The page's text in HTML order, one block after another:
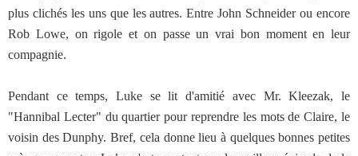
plus clichés les uns que les autres. Entre John Schneider ou encore
Rob Lowe, on rigole et on passe un vrai bon moment en leur
compagnie.
Pendant ce temps, Luke se lit d'amitié avec Mr. Kleezak, le
"Hannibal Lecter" du quartier pour reprendre les mots de Claire, le
voisin des Dunphy. Bref, cela donne lieu à quelques bonnes petites